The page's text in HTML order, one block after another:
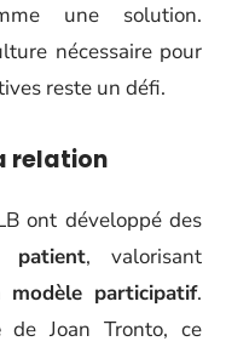
une solution.
nécessaire pour
reste un défi.
relation
ont développé des
patient, valorisant
modèle participatif.
de Joan Tronto, ce